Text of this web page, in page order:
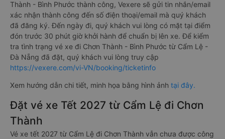
Thành - Bình Phước thành công, Vexere sẽ gửi tin nhắn/email
xác nhận thành công đến số điện thoại/email mà quý khách
đã đăng ký. Đến ngày đi, quý khách vui lòng có mặt tại điểm
đón trước 30 phút giờ khởi hành để chuẩn bị lên xe. Để kiểm
tra tình trạng vé xe đi Chơn Thành - Bình Phước từ Cẩm Lệ -
Đà Nẵng đã đặt, quý khách vui lòng truy cập
https://vexere.com/vi-VN/booking/ticketinfo
Xem hướng dẫn chi tiết, minh họa bằng hình ảnh tại đây.
Đặt vé xe Tết 2027 từ Cẩm Lệ đi Chơn
Thành
Vé xe tết 2027 từ Cẩm Lệ đi Chơn Thành vẫn chưa được công